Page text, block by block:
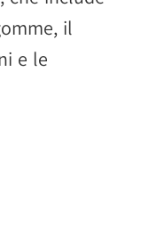
il
e le